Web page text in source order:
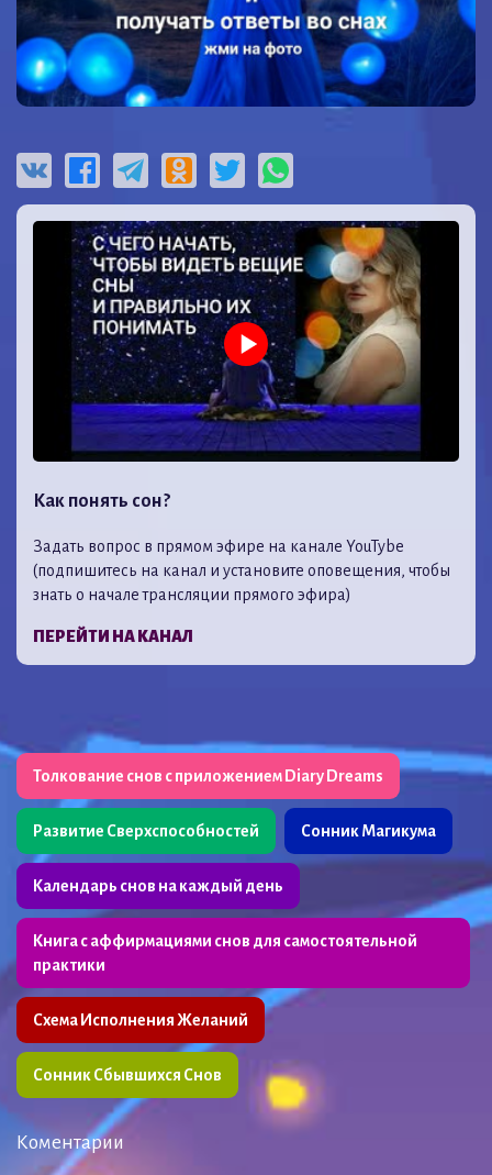
Как понять сон?
Задать вопрос в прямом эфире на канале YouTybe
(подпишитесь на канал и установите оповещения, чтобы
знать о начале трансляции прямого эфира)
ПЕРЕЙТИ НА КАНАЛ
Толкование снов с приложением Diary Dreams
Развитие Сверхспособностей Сонник Магикума
Календарь снов на каждый день
Книга с аффирмациями снов для самостоятельной
практики
Схема Исполнения Желаний
Сонник Сбывшихся Снов
Коментарии